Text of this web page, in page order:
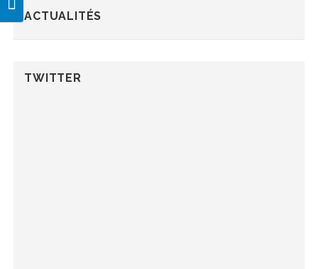
Changer la taille de la police
ACTUALITÉS
TWITTER